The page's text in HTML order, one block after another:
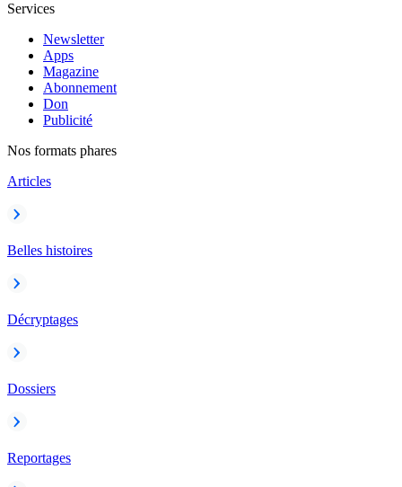
Services
Newsletter
Apps
Magazine
Abonnement
Don
Publicité
Nos formats phares
Articles
Belles histoires
Décryptages
Dossiers
Reportages